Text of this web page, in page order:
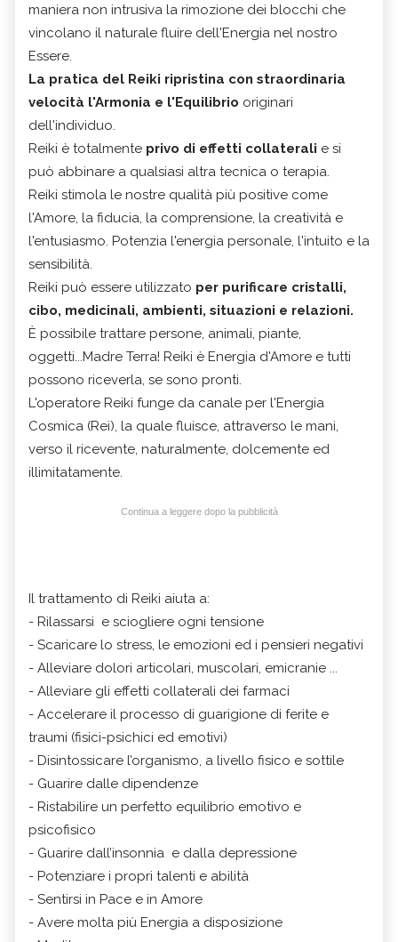
maniera non intrusiva la rimozione dei blocchi che
vincolano il naturale fluire dell'Energia nel nostro
Essere.
La pratica del Reiki ripristina con straordinaria
velocità l'Armonia e l'Equilibrio originari
dell'individuo.
Reiki è totalmente privo di effetti collaterali e si
può abbinare a qualsiasi altra tecnica o terapia.
Reiki stimola le nostre qualità più positive come
l'Amore, la fiducia, la comprensione, la creatività e
l'entusiasmo. Potenzia l'energia personale, l'intuito e la
sensibilità.
Reiki può essere utilizzato per purificare cristalli,
cibo, medicinali, ambienti, situazioni e relazioni.
È possibile trattare persone, animali, piante,
oggetti...Madre Terra! Reiki è Energia d'Amore e tutti
possono riceverla, se sono pronti.
L'operatore Reiki funge da canale per l'Energia
Cosmica (Rei), la quale fluisce, attraverso le mani,
verso il ricevente, naturalmente, dolcemente ed
illimitatamente.
Continua a leggere dopo la pubblicità
Il trattamento di Reiki aiuta a:
- Rilassarsi e sciogliere ogni tensione
- Scaricare lo stress, le emozioni ed i pensieri negativi
- Alleviare dolori articolari, muscolari, emicranie ...
- Alleviare gli effetti collaterali dei farmaci
- Accelerare il processo di guarigione di ferite e
traumi (fisici-psichici ed emotivi)
- Disintossicare l’organismo, a livello fisico e sottile
- Guarire dalle dipendenze
- Ristabilire un perfetto equilibrio emotivo e
psicofisico
- Guarire dall’insonnia e dalla depressione
- Potenziare i propri talenti e abilità
- Sentirsi in Pace e in Amore
- Avere molta più Energia a disposizione